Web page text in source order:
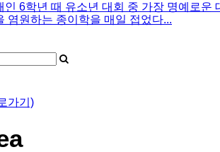
6학년 때 유소년 대회 중 가장 명예로
염원하는 종이학을 매일 접었다...